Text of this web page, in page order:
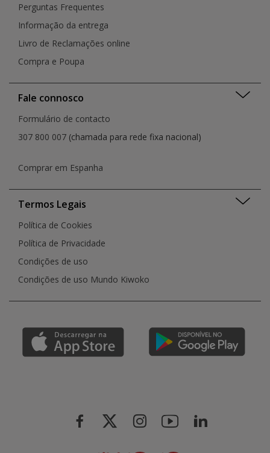
Perguntas Frequentes
Informação da entrega
Livro de Reclamações online
Compra e Poupa
Fale connosco
Formulário de contacto
307 800 007 (chamada para rede fixa nacional)
Comprar em Espanha
Termos Legais
Política de Cookies
Política de Privacidade
Condições de uso
Condições de uso Mundo Kiwoko